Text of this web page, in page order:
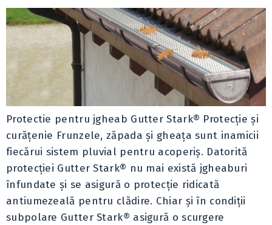
Protectie pentru jgheab Gutter Stark® Protecţie şi
curăţenie Frunzele, zăpada şi gheaţa sunt inamicii
fiecărui sistem pluvial pentru acoperiş. Datorită
protecţiei Gutter Stark® nu mai există jgheaburi
înfundate şi se asigură o protecţie ridicată
antiumezeală pentru clădire. Chiar şi în condiţii
subpolare Gutter Stark® asigură o scurgere